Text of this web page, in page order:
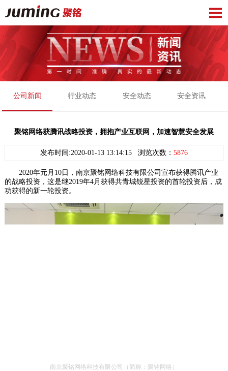
公司新闻 行业动态 安全动态 安全资讯
聚铭网络获腾讯战略投资，拥抱产业互联网，加速智慧安全发展
发布时间:2020-01-13 13:14:15 浏览次数： 5876
2020年元月10日，南京聚铭网络科技有限公司宣布获得腾讯产业
的战略投资，这是继2019年4月获得共青城锐星投资的首轮投资后，成
功获得的新一轮投资。
南京聚铭网络科技有限公司（简称：聚铭网络）